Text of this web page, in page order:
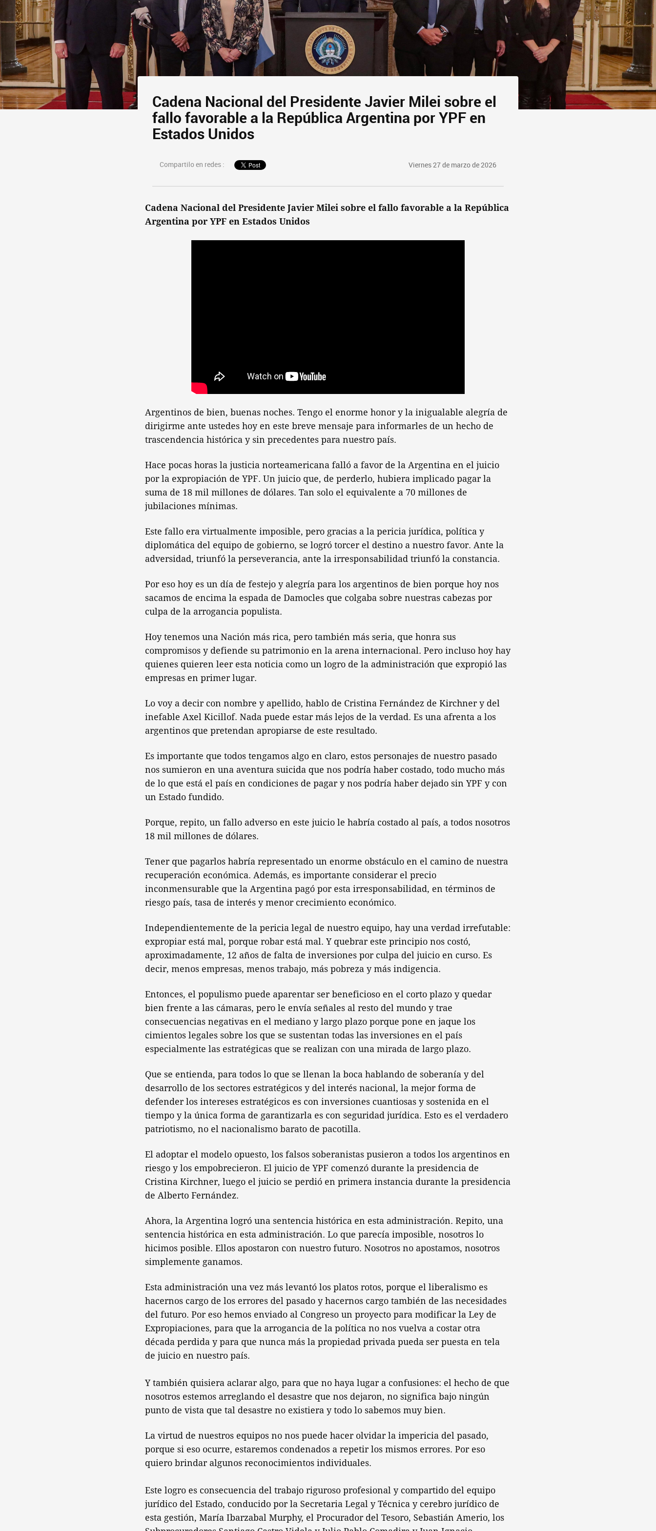
Cadena Nacional del Presidente Javier Milei sobre el
fallo favorable a la República Argentina por YPF en
Estados Unidos
Compartilo en redes : Viernes 27 de marzo de 2026
Cadena Nacional del Presidente Javier Milei sobre el fallo favorable a la República
Argentina por YPF en Estados Unidos
Argentinos de bien, buenas noches. Tengo el enorme honor y la inigualable alegría de
dirigirme ante ustedes hoy en este breve mensaje para informarles de un hecho de
trascendencia histórica y sin precedentes para nuestro país.
Hace pocas horas la justicia norteamericana falló a favor de la Argentina en el juicio
por la expropiación de YPF. Un juicio que, de perderlo, hubiera implicado pagar la
suma de 18 mil millones de dólares. Tan solo el equivalente a 70 millones de
jubilaciones mínimas.
Este fallo era virtualmente imposible, pero gracias a la pericia jurídica, política y
diplomática del equipo de gobierno, se logró torcer el destino a nuestro favor. Ante la
adversidad, triunfó la perseverancia, ante la irresponsabilidad triunfó la constancia.
Por eso hoy es un día de festejo y alegría para los argentinos de bien porque hoy nos
sacamos de encima la espada de Damocles que colgaba sobre nuestras cabezas por
culpa de la arrogancia populista.
Hoy tenemos una Nación más rica, pero también más seria, que honra sus
compromisos y defiende su patrimonio en la arena internacional. Pero incluso hoy hay
quienes quieren leer esta noticia como un logro de la administración que expropió las
empresas en primer lugar.
Lo voy a decir con nombre y apellido, hablo de Cristina Fernández de Kirchner y del
inefable Axel Kicillof. Nada puede estar más lejos de la verdad. Es una afrenta a los
argentinos que pretendan apropiarse de este resultado.
Es importante que todos tengamos algo en claro, estos personajes de nuestro pasado
nos sumieron en una aventura suicida que nos podría haber costado, todo mucho más
de lo que está el país en condiciones de pagar y nos podría haber dejado sin YPF y con
un Estado fundido.
Porque, repito, un fallo adverso en este juicio le habría costado al país, a todos nosotros
18 mil millones de dólares.
Tener que pagarlos habría representado un enorme obstáculo en el camino de nuestra
recuperación económica. Además, es importante considerar el precio
inconmensurable que la Argentina pagó por esta irresponsabilidad, en términos de
riesgo país, tasa de interés y menor crecimiento económico.
Independientemente de la pericia legal de nuestro equipo, hay una verdad irrefutable:
expropiar está mal, porque robar está mal. Y quebrar este principio nos costó,
aproximadamente, 12 años de falta de inversiones por culpa del juicio en curso. Es
decir, menos empresas, menos trabajo, más pobreza y más indigencia.
Entonces, el populismo puede aparentar ser beneficioso en el corto plazo y quedar
bien frente a las cámaras, pero le envía señales al resto del mundo y trae
consecuencias negativas en el mediano y largo plazo porque pone en jaque los
cimientos legales sobre los que se sustentan todas las inversiones en el país
especialmente las estratégicas que se realizan con una mirada de largo plazo.
Que se entienda, para todos lo que se llenan la boca hablando de soberanía y del
desarrollo de los sectores estratégicos y del interés nacional, la mejor forma de
defender los intereses estratégicos es con inversiones cuantiosas y sostenida en el
tiempo y la única forma de garantizarla es con seguridad jurídica. Esto es el verdadero
patriotismo, no el nacionalismo barato de pacotilla.
El adoptar el modelo opuesto, los falsos soberanistas pusieron a todos los argentinos en
riesgo y los empobrecieron. El juicio de YPF comenzó durante la presidencia de
Cristina Kirchner, luego el juicio se perdió en primera instancia durante la presidencia
de Alberto Fernández.
Ahora, la Argentina logró una sentencia histórica en esta administración. Repito, una
sentencia histórica en esta administración. Lo que parecía imposible, nosotros lo
hicimos posible. Ellos apostaron con nuestro futuro. Nosotros no apostamos, nosotros
simplemente ganamos.
Esta administración una vez más levantó los platos rotos, porque el liberalismo es
hacernos cargo de los errores del pasado y hacernos cargo también de las necesidades
del futuro. Por eso hemos enviado al Congreso un proyecto para modificar la Ley de
Expropiaciones, para que la arrogancia de la política no nos vuelva a costar otra
década perdida y para que nunca más la propiedad privada pueda ser puesta en tela
de juicio en nuestro país.
Y también quisiera aclarar algo, para que no haya lugar a confusiones: el hecho de que
nosotros estemos arreglando el desastre que nos dejaron, no significa bajo ningún
punto de vista que tal desastre no existiera y todo lo sabemos muy bien.
La virtud de nuestros equipos no nos puede hacer olvidar la impericia del pasado,
porque si eso ocurre, estaremos condenados a repetir los mismos errores. Por eso
quiero brindar algunos reconocimientos individuales.
Este logro es consecuencia del trabajo riguroso profesional y compartido del equipo
jurídico del Estado, conducido por la Secretaria Legal y Técnica y cerebro jurídico de
esta gestión, María Ibarzabal Murphy, el Procurador del Tesoro, Sebastián Amerio, los